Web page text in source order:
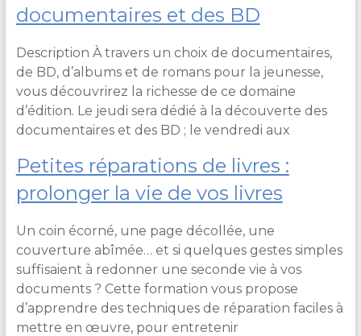
documentaires et des BD
Description À travers un choix de documentaires,
de BD, d’albums et de romans pour la jeunesse,
vous découvrirez la richesse de ce domaine
d’édition. Le jeudi sera dédié à la découverte des
documentaires et des BD ; le vendredi aux
Petites réparations de livres :
prolonger la vie de vos livres
Un coin écorné, une page décollée, une
couverture abîmée… et si quelques gestes simples
suffisaient à redonner une seconde vie à vos
documents ? Cette formation vous propose
d’apprendre des techniques de réparation faciles à
mettre en œuvre, pour entretenir